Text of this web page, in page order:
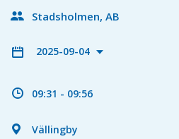
Stadsholmen, AB
2025-09-04
09:31 - 09:56
Vällingby